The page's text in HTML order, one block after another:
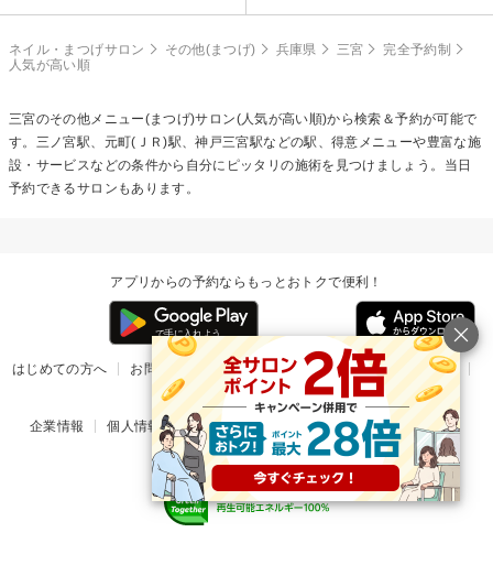
ネイル・まつげサロン その他(まつげ) 兵庫県 三宮
完全予約制
人気が高い順
三宮のその他メニュー(まつげ)サロン(人気が高い順)から検索＆予約が可能で
す。三ノ宮駅、元町(ＪＲ)駅、神戸三宮駅などの駅、得意メニューや豊富な施
設・サービスなどの条件から自分にピッタリの施術を見つけましょう。当日
予約できるサロンもあります。
アプリからの予約ならもっとおトクで便利！
はじめての方へ お問い合わせ ヘルプ リリース情報
利用規約
掲載ご希望のサロン様
企業情報 個人情報保護方針 楽天のサービス一覧 アプリ一覧
© Rakuten Group, Inc.